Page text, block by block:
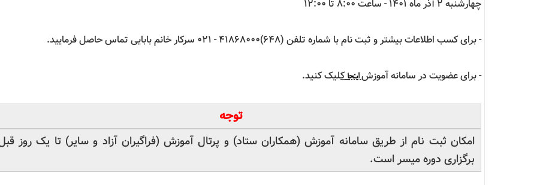
چهارشنبه 2 آذر ماه ۱۴۰1 - ساعت 8:00 تا 12:00
- برای کسب اطلاعات بیشتر و ثبت نام با شماره تلفن (648)41868000 - 021 سرکار خانم بابایی تماس حاصل فرمایید.
- برای عضویت در سامانه آموزشاینجا کلیک کنید.
توجه
امکان ثبت نام از طریق سامانه آموزش (همکاران ستاد) و پرتال آموزش (فراگیران آزاد و سایر) تا یک روز
برگزاری دوره میسر است.